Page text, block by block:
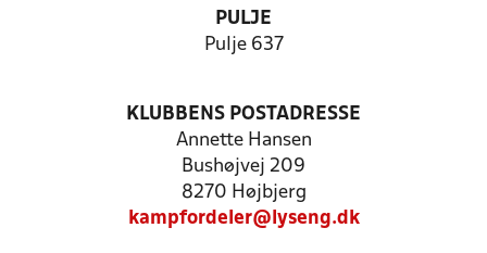
PULJE
Pulje 637
KLUBBENS POSTADRESSE
Annette Hansen
Bushøjvej 209
8270 Højbjerg
kampfordeler@lyseng.dk